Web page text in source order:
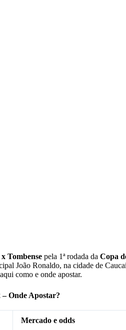
Tombense pela 1ª rodada da Copa
João Ronaldo, na cidade de
como e onde apostar.
– Onde Apostar?
Mercado e odds